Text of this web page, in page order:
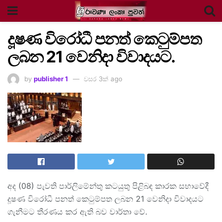
දූෂණ විරෝධී පනත් කෙටුම්පත
ලබන 21 වෙනිදා විවාදයට.
by publisher 1 වසර 3ක් ago
අද (08) පැවති පාර්ලිමේන්තු කටයුතු පිළිබඳ කාරක සභාවේදී
දූෂණ විරෝධී පනත් කෙටුම්පත ලබන 21 වෙනිදා විවාදයට
ගැනීමට තීරණය කර ඇති බව වාර්තා වේ.